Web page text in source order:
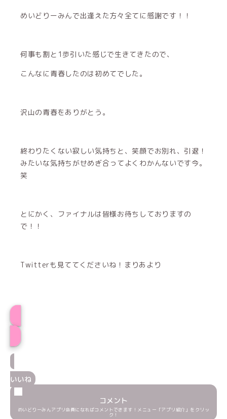
めいどりーみんで出逢えた方々全てに感謝です！！
何事も割と1歩引いた感じで生きてきたので、
こんなに青春したのは初めてでした。
沢山の青春をありがとう。
終わりたくない寂しい気持ちと、笑顔でお別れ、引退！
みたいな気持ちがせめぎ合ってよくわかんないです今。
笑
とにかく、ファイナルは皆様お待ちしておりますの
で！！
Twitterも見ててくださいね！まりあより
いいね
コメント
めいどりーみんアプリ会員になればコメントできます！メニュー「アプリ紹介」をクリッ
ク！